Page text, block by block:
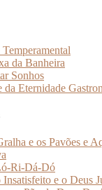
da Banheira
Sonhos
da Eternidade
e os Pavões e
Ri-Dá-Dó
e o Deus